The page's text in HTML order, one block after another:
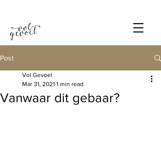
Post
Vanwaar dit gebaar?
Vol Gevoel
Mar 31, 2021 1 min read